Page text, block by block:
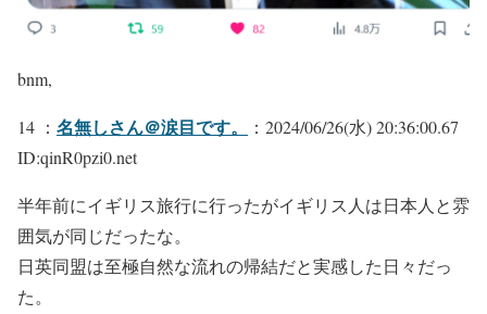
bnm,
14 ： 名無しさん＠涙目です。
：2024/06/26(水) 20:36:00.67
ID:qinR0pzi0.net
半年前にイギリス旅行に行ったがイギリス人は日本人と雰
囲気が同じだったな。
日英同盟は至極自然な流れの帰結だと実感した日々だっ
た。